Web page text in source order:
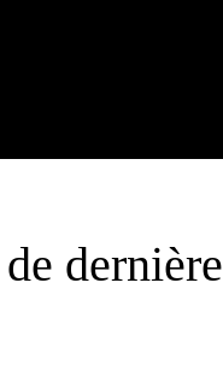
dernière